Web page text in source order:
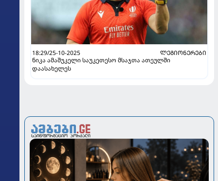
18:29/25-10-2025
ᲚᲔᲒᲘᲝᲜᲔᲠᲔᲑᲘ
ნიკა ამაშუკელი საუკეთესო მსაჯთა ათეულში
დაასახელეს